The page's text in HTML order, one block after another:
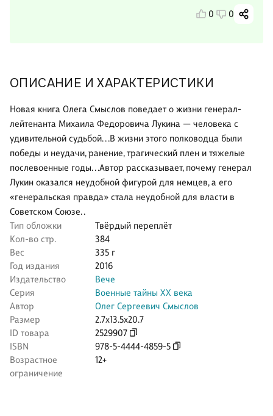
ОПИСАНИЕ И ХАРАКТЕРИСТИКИ
Новая книга Олега Смыслов поведает о жизни генерал-
лейтенанта Михаила Федоровича Лукина — человека с
удивительной судьбой. . .В жизни этого полководца были
победы и неудачи, ранение, трагический плен и тяжелые
послевоенные годы. . .Автор рассказывает, почему генерал
Лукин оказался неудобной фигурой для немцев, а его
«генеральская правда» стала неудобной для власти в
Советском Союзе. .
Тип обложки
Твёрдый переплёт
Кол-во стр.
384
Вес
335 г
Год издания
2016
Издательство
Вече
Серия
Военные тайны ХХ века
Автор
Олег Сергеевич Смыслов
Размер
2.7x13.5x20.7
ID товара
2529907
ISBN
978-5-4444-4859-5
Возрастное
ограничение
12+
0 0